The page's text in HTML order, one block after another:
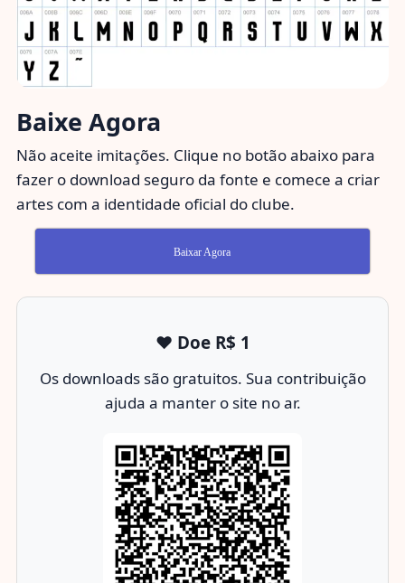
Baixe Agora
Não aceite imitações. Clique no botão abaixo para
fazer o download seguro da fonte e comece a criar
artes com a identidade oficial do clube.
Baixar Agora
❤️ Doe R$ 1
Os downloads são gratuitos. Sua contribuição
ajuda a manter o site no ar.